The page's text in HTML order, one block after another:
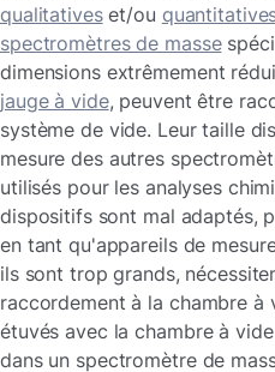
qualitativeset/ou
spectromètres de masse
dimensions extrêmement
jauge à vide, peuvent être
système de vide. Leur taille
mesure des autres
utilisés pour les analyses
dispositifs sont mal adaptés,
en tant qu'appareils de
ils sont trop grands,
raccordement à la chambre
étuvés avec la chambre à
dans un spectromètre de